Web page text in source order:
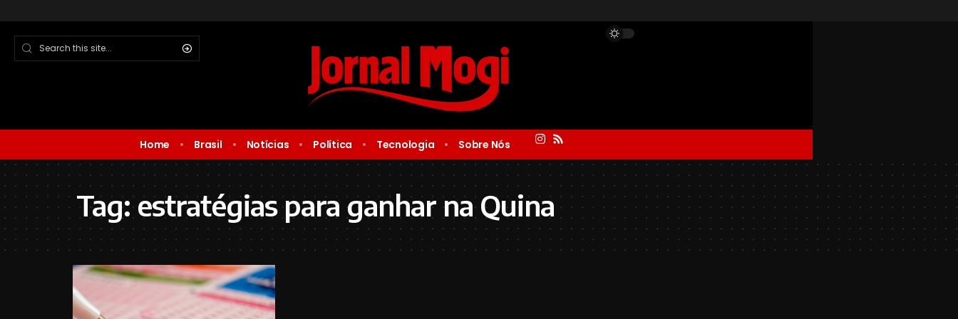
Home Brasil Notícias Política Tecnologia Sobre Nós
Tag:estratégias para ganhar na Quina